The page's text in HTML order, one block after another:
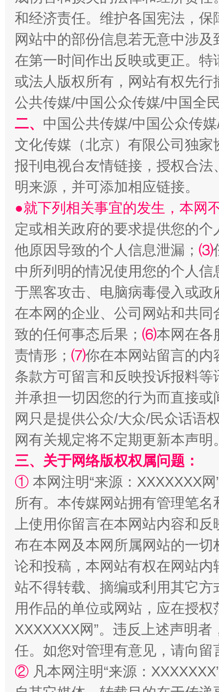
全民健身五年计划来了！等你上场
阿坝州三大球赛在茂县开幕 规模
国家大学科技园优化重塑工作
扯下公款旅游的“隐身衣”
和经济责任。维护各国宪法，
网站中的部份信息若无意中涉
在第一时间作出反映或更正。
或法人版权所有，网站有权先
公共传媒/中国公众传媒/中国全
二、 中国公共传媒/中国公众传
文化传媒（北京）有限公司独
报刊电视台友情链接，授权合
明来源，并可添加相应链接。
●就下列相关事宜的发生，本网
定或相关政府的要求提供您的个
他原因导致的个人信息泄漏； ⑶
中所列明的情况使用您的个人
于黑客攻击、电脑病毒侵入或
在本网的企业、公司网站和共
致的任何事态后果； ⑹本网在各
责情形； ⑺你在本网站留言的内
条款方可留言和反映投诉报料
并承担一切因您的行为而直接
网只是提供公众/大众/民众话语
网有关规定将不定期更新本声明
三、关于网络版权权属问题：
① 本网注明“来源：XXXXXXX
所有。本传媒网站拥有管理笔
上使用你留言在本网站内容和
布在本网及本网所属网站的一
论和投稿，本网站有权在网站
站不得转载、摘编或利用其它
用作品的单位或网站，应在授
XXXXXXX网”。违反上述声明
任。如您对管理有意见，请向
② 凡本网注明“来源：